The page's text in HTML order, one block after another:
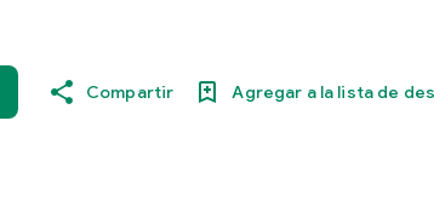
Compartir Agregar a la lista de